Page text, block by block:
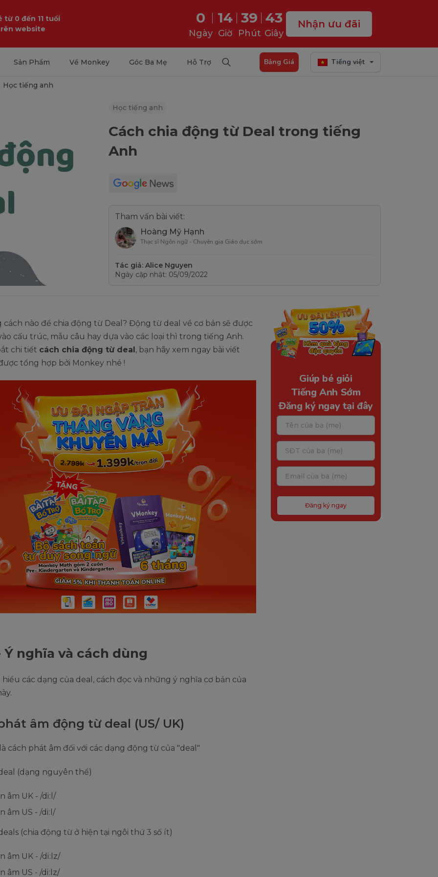
0 đến 11 tuổi
website
0
Ngày
14
Giờ
39
Phút
42
Giây
Nhận ưu đãi
Sản Phẩm Về Monkey Góc Ba Mẹ Hỗ Trợ Bảng Giá Tiếng việt
Học tiếng anh
Học tiếng anh
Cách chia động từ Deal trong tiếng
Anh
Tham vấn bài viết:
Hoàng Mỹ Hạnh
Thạc sĩ Ngôn ngữ - Chuyên gia Giáo dục sớm
Tác giả: Alice Nguyen
Ngày cập nhật: 05/09/2022
cách nào để chia động từ Deal? Động từ deal về cơ bản sẽ được
cấu trúc, mẫu câu hay dựa vào các loại thì trong tiếng Anh.
chi tiết cách chia động từ deal, bạn hãy xem ngay bài viết
tổng hợp bởi Monkey nhé !
Ý nghĩa và cách dùng
các dạng của deal, cách đọc và những ý nghĩa cơ bản của
âm động từ deal (US/ UK)
cách phát âm đối với các dạng động từ của "deal"
(dạng nguyên thể)
âm UK - /diːl/
âm US - /diːl/
(chia động từ ở hiện tại ngôi thứ 3 số ít)
âm UK - /diːlz/
âm US - /diːlz/
Giúp bé giỏi
Tiếng Anh Sớm
Đăng ký ngay tại đây
Đăng ký ngay